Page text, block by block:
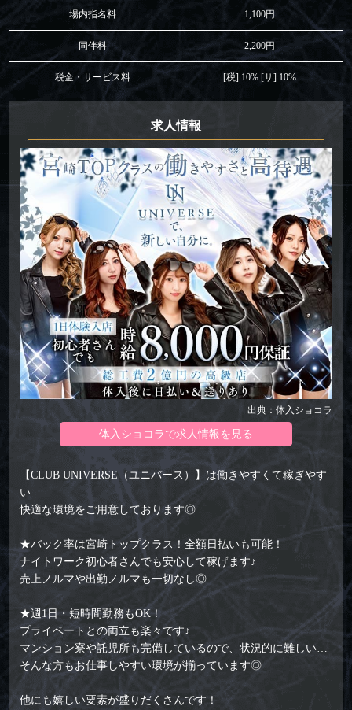
場内指名料 1,100円
同伴料 2,200円
税金・サービス料 [税] 10% [サ] 10%
求人情報
出典：体入ショコラ
体入ショコラで求人情報を見る
【CLUB UNIVERSE（ユニバース）】は働きやすくて稼ぎやす
い
快適な環境をご用意しております◎
★バック率は宮崎トップクラス！全額日払いも可能！
ナイトワーク初心者さんでも安心して稼げます♪
売上ノルマや出勤ノルマも一切なし◎
★週1日・短時間勤務もOK！
プライベートとの両立も楽々です♪
マンション寮や託児所も完備しているので、状況的に難しい…
そんな方もお仕事しやすい環境が揃っています◎
他にも嬉しい要素が盛りだくさんです！